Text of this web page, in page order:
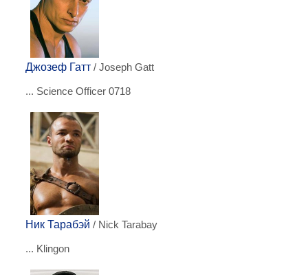
Джозеф Гатт / Joseph Gatt
... Science Officer 0718
Ник Тарабэй / Nick Tarabay
... Klingon